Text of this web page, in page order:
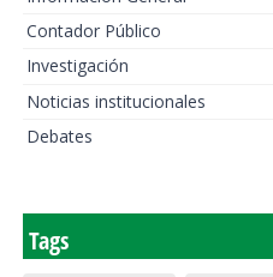
Contador Público
Investigación
Noticias institucionales
Debates
Tags